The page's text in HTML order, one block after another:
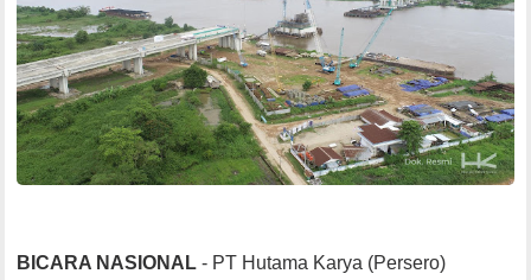
BICARA NASIONAL - PT Hutama Karya (Persero)